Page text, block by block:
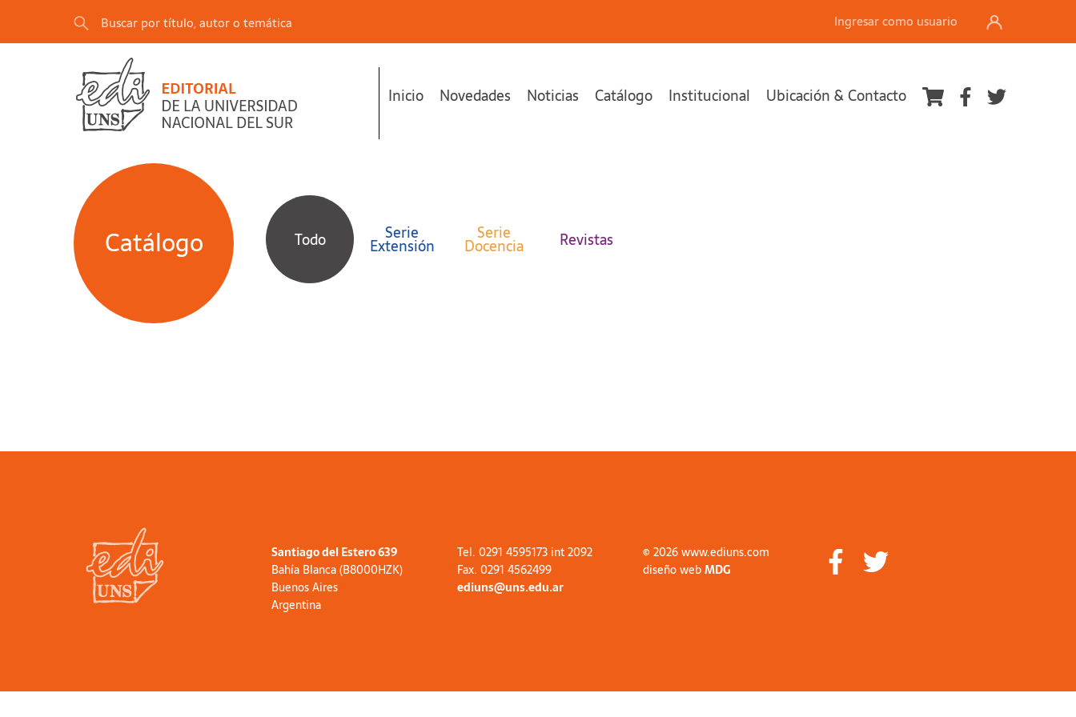
Ingresar como usuario
Inicio Novedades Noticias Catálogo Institucional Ubicación & Contacto
Catálogo Todo Serie
Extensión
Serie
Docencia Revistas
Santiago del Estero 639
Bahía Blanca (B8000HZK)
Buenos Aires
Argentina
Tel. 0291 4595173 int 2092
Fax. 0291 4562499
ediuns@uns.edu.ar
© 2026 www.ediuns.com
diseño webMDG